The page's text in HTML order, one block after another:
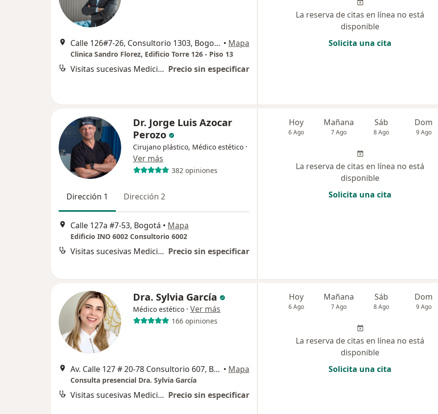
Calle 126#7-26, Consultorio 1303, Bogotá, Colombia, Bogotá • Mapa
Clinica Sandro Florez, Edificio Torre 126 - Piso 13
Visitas sucesivas Medicina Estética Precio sin especificar
La reserva de citas en línea no está
disponible
Solicita una cita
Dr. Jorge Luis Azocar
Perozo
Cirujano plástico, Médico estético ·
Ver más
382 opiniones
Dirección 1 Dirección 2
Calle 127a #7-53, Bogotá • Mapa
Edificio INO 6002 Consultorio 6002
Visitas sucesivas Medicina Estética Precio sin especificar
Hoy
6 Ago
Mañana
7 Ago
Sáb
8 Ago
Dom
9 Ago
La reserva de citas en línea no está
disponible
Solicita una cita
Dra. Sylvia García
Médico estético · Ver más
166 opiniones
Av. Calle 127 # 20-78 Consultorio 607, Bogotá • Mapa
Consulta presencial Dra. Sylvia García
Visitas sucesivas Medicina Estética Precio sin especificar
Hoy
6 Ago
Mañana
7 Ago
Sáb
8 Ago
Dom
9 Ago
La reserva de citas en línea no está
disponible
Solicita una cita